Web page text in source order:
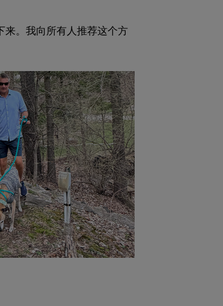
。我向所有人推荐这个方